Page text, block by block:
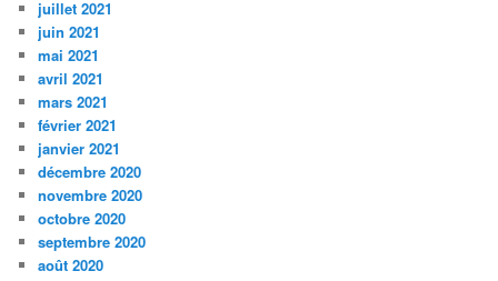
juillet 2021
juin 2021
mai 2021
avril 2021
mars 2021
février 2021
janvier 2021
décembre 2020
novembre 2020
octobre 2020
septembre 2020
août 2020